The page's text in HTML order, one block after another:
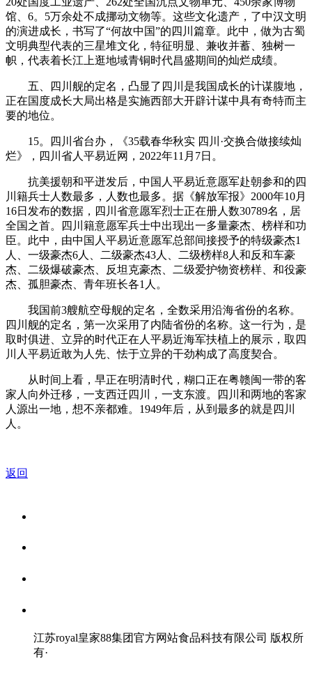
馆、6。5万余处不成挪动文物等。这些文化遗产，了中汉文明
的演进成长，书写了“何故中国”的四川篇章。此中，做为古蜀
文明典型代表的三星堆文化，特征明显、兼收并蓄、独树一
帜，代表着长江上逛地域青铜时代昌盛期间的灿烂成绩。
五、四川舰的定名，凸显了四川是我国成长的计谋腹地，
正在国度成长大局出格是实施西部大开辟计谋中具有奇特而主
要的地位。
15。四川省台办，《35载春华秋实 四川·交换合做接续灿
烂》，四川省人平易近网，2022年11月7日。
抗美援朝和平迸发后，中国人平易近意愿军赴朝参和的四
川籍兵士人数最多，人数也最多。据《解放军报》2000年10月
16日发布的数据，四川省意愿军烈士正在册人数30789名，居
全国之首。四川籍意愿军兵士中出现出一多量豪杰、榜样和功
臣。此中，由中国人平易近意愿军总部间接授予的特级豪杰1
人、一级豪杰6人、二级豪杰43人、二级榜样8人和反和车豪
杰、二级爆破豪杰、反坦克豪杰、二级爱护物资榜样、和役豪
杰、孤胆豪杰、青年班长各1人。
我国前3艘航空母舰的定名，全数采用沿海省份的名称。
四川舰的定名，第一次采用了内陆省份的名称。这一行为，是
取时俱进、立异的时代正在人平易近海军扶植上的展示，取四
川人平易近敢为人先、怯于立异的干劲构成了高度契合。
从时间上看，早正在明清时代，糊口正在粤赣闽一带的客
家人向外迁移，一支西迁四川，一支东渡。四川和两地的客家
人源出一地，想不亲都难。1949年后，从到最多的就是四川
人。
返回
江苏royal皇家88集团官方网站食品科技有限公司 版权所
有·